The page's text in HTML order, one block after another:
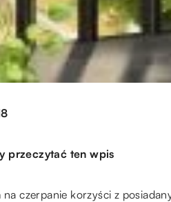
przeczytać ten wpis
czerpanie korzyści z